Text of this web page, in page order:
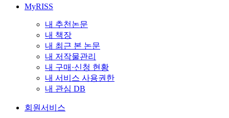
MyRISS
내 추천논문
내 책장
내 최근 본 논문
내 저작물관리
내 구매·신청 현황
내 서비스 사용권한
내 관심 DB
회원서비스